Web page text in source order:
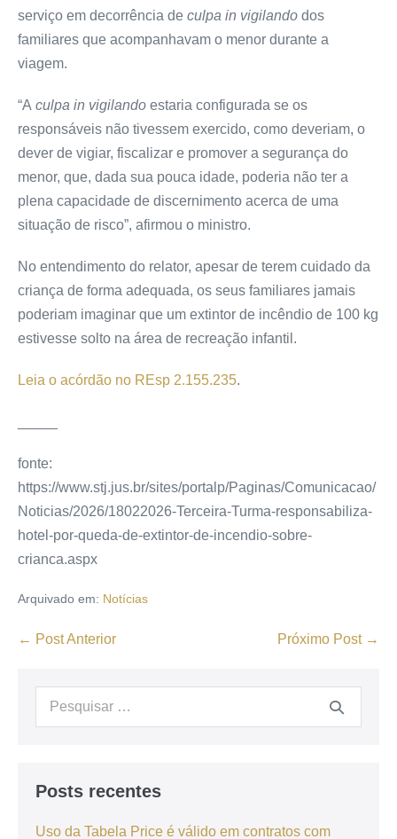
serviço em decorrência de culpa in vigilando dos
familiares que acompanhavam o menor durante a
viagem.
“A culpa in vigilando estaria configurada se os
responsáveis não tivessem exercido, como deveriam, o
dever de vigiar, fiscalizar e promover a segurança do
menor, que, dada sua pouca idade, poderia não ter a
plena capacidade de discernimento acerca de uma
situação de risco”, afirmou o ministro.
No entendimento do relator, apesar de terem cuidado da
criança de forma adequada, os seus familiares jamais
poderiam imaginar que um extintor de incêndio de 100 kg
estivesse solto na área de recreação infantil.
Leia o acórdão no REsp 2.155.235.
fonte:
https://www.stj.jus.br/sites/portalp/Paginas/Comunicacao/
Noticias/2026/18022026-Terceira-Turma-responsabiliza-
hotel-por-queda-de-extintor-de-incendio-sobre-
crianca.aspx
Arquivado em: Notícias
← Post Anterior Próximo Post →
Posts recentes
Uso da Tabela Price é válido em contratos com